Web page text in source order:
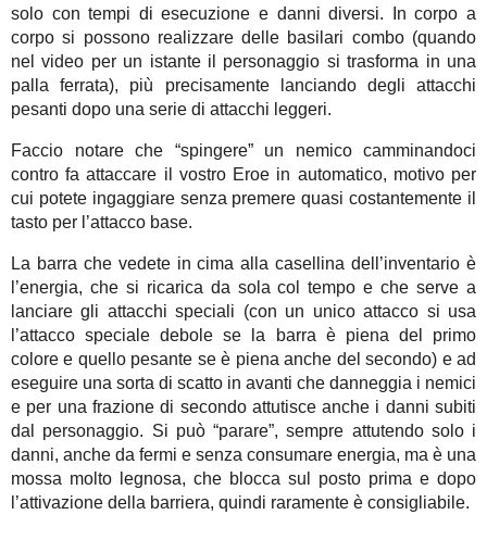
solo con tempi di esecuzione e danni diversi. In corpo a
corpo si possono realizzare delle basilari combo (quando
nel video per un istante il personaggio si trasforma in una
palla ferrata), più precisamente lanciando degli attacchi
pesanti dopo una serie di attacchi leggeri.
Faccio notare che “spingere” un nemico camminandoci
contro fa attaccare il vostro Eroe in automatico, motivo per
cui potete ingaggiare senza premere quasi costantemente il
tasto per l’attacco base.
La barra che vedete in cima alla casellina dell’inventario è
l’energia, che si ricarica da sola col tempo e che serve a
lanciare gli attacchi speciali (con un unico attacco si usa
l’attacco speciale debole se la barra è piena del primo
colore e quello pesante se è piena anche del secondo) e ad
eseguire una sorta di scatto in avanti che danneggia i nemici
e per una frazione di secondo attutisce anche i danni subiti
dal personaggio. Si può “parare”, sempre attutendo solo i
danni, anche da fermi e senza consumare energia, ma è una
mossa molto legnosa, che blocca sul posto prima e dopo
l’attivazione della barriera, quindi raramente è consigliabile.